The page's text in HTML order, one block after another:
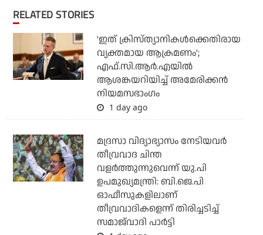
RELATED STORIES
'ഇത് ക്രിസ്ത്യാനികള്‍ക്കെതിരായ
വ്യക്തമായ ആക്രമണം';
എഫ്.സി.ആര്‍.എയില്‍
ആശങ്കയറിയിച്ച് അമേരിക്കന്‍
നിയമസഭാംഗം
1 day ago
മദ്രസാ വിദ്യാഭ്യാസം നേടിയവര്‍
തീവ്രവാദ ചിന്ത
വളര്‍ത്തുന്നുവെന്ന് യു.പി
ഉപമുഖ്യമന്ത്രി: ബി.ജെ.പി
ഓഫീസുകളിലാണ്
തീവ്രവാദികളെന്ന് തിരിച്ചടിച്ച്
സമാജ്‌വാദി പാര്‍ട്ടി